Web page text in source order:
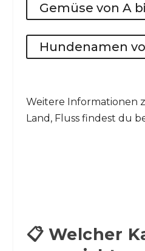
Gemüse von A
Hundenamen
Weitere Informationen
Land, Fluss findest du
📋 Welcher